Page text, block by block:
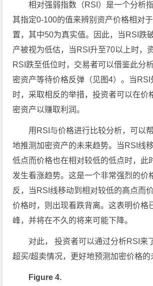
相对强弱指数（RSI）是一个分析
其指定0-100的值来辨别资产价格相对于
置，其中50为真实值。因此，当RSI跌
产被视为低估，当RSI升至70以上时，
RSI跌至低位时，交易者可以借鉴此分
密资产等待价格反弹（见图4）。当RSI
时，采取相反的举措，投资者可以在价
密资产以赚取利润。
用RSI与价格进行比较分析，可以
地推测加密资产的未来趋势。当RSI线
低点而价格也在相对较低的低点时，此
发生看涨趋势。这是一个非常强烈的价
反，当RSI线移动到相对较低的高点而
价格时，则出现看跌背离。这表明价格
峰，并将在不久的将来可能下降。
对此， 投资者可以通过分析RSI来
超买/超卖情况，更好地预测加密价格的
Figure 4.